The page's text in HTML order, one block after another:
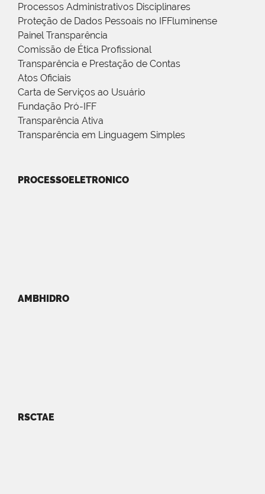
Processos Administrativos Disciplinares
Proteção de Dados Pessoais no IFFluminense
Painel Transparência
Comissão de Ética Profissional
Transparência e Prestação de Contas
Atos Oficiais
Carta de Serviços ao Usuário
Fundação Pró-IFF
Transparência Ativa
Transparência em Linguagem Simples
PROCESSOELETRONICO
AMBHIDRO
RSCTAE